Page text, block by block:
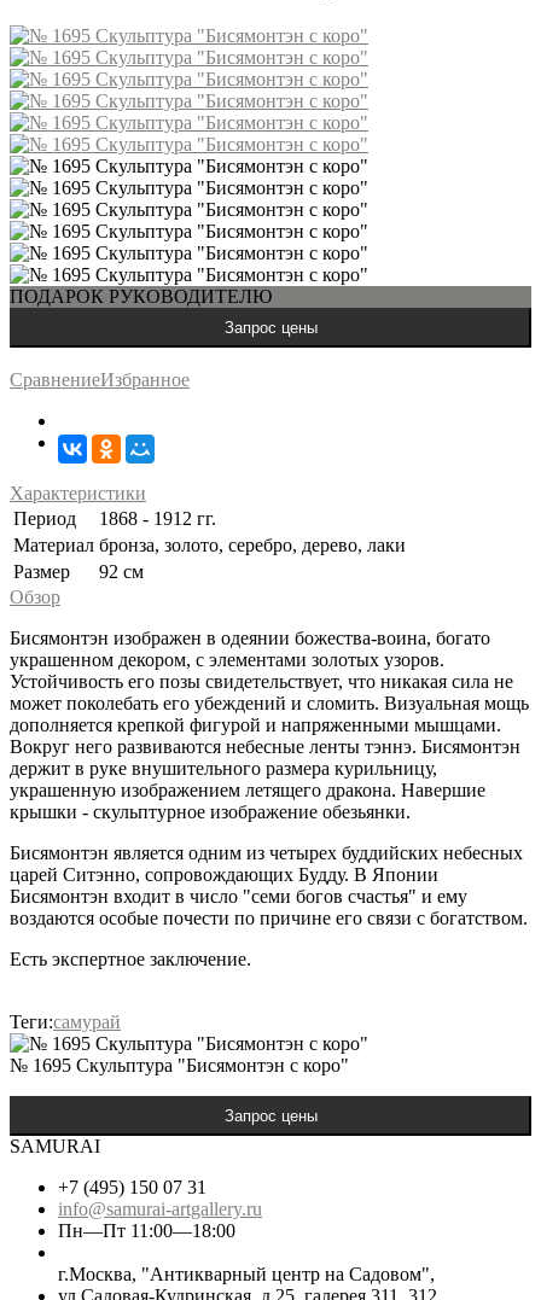
ПОДАРОК РУКОВОДИТЕЛЮ
СравнениеИзбранное
Характеристики
Период
1868 - 1912 гг.
Материал бронза, золото, серебро, дерево, лаки
Размер
92 см
Обзор
Бисямонтэн изображен в одеянии божества-воина, богато
украшенном декором, с элементами золотых узоров.
Устойчивость его позы свидетельствует, что никакая сила не
может поколебать его убеждений и сломить. Визуальная мощь
дополняется крепкой фигурой и напряженными мышцами.
Вокруг него развиваются небесные ленты тэннэ. Бисямонтэн
держит в руке внушительного размера курильницу,
украшенную изображением летящего дракона. Навершие
крышки - скульптурное изображение обезьянки.
Бисямонтэн является одним из четырех буддийских небесных
царей Ситэнно, сопровождающих Будду. В Японии
Бисямонтэн входит в число "семи богов счастья" и ему
воздаются особые почести по причине его связи с богатством.
Есть экспертное заключение.
Теги:самурай
№ 1695 Скульптура "Бисямонтэн с коро"
SAMURAI
+7 (495) 150 07 31
info@samurai-artgallery.ru
Пн—Пт 11:00—18:00
г.Москва, "Антикварный центр на Садовом",
ул.Садовая-Кудринская, д.25, галерея 311, 312